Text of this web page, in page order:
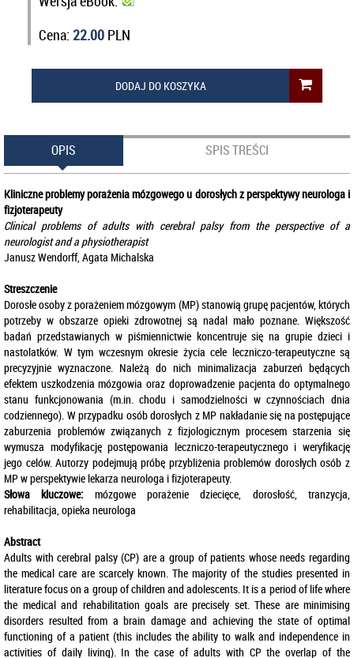
Cena: 22.00 PLN
DODAJ DO KOSZYKA
OPIS SPIS TREŚCI
Kliniczne problemy porażenia mózgowego u dorosłych z perspektywy neurologa i
fizjoterapeuty
Clinical problems of adults with cerebral palsy from the perspective of a
neurologist and a physiotherapist
Janusz Wendorff, Agata Michalska
Streszczenie
Dorosłe osoby z porażeniem mózgowym (MP) stanowią grupę pacjentów, których
potrzeby w obszarze opieki zdrowotnej są nadal mało poznane. Większość
badań przedstawianych w piśmiennictwie koncentruje się na grupie dzieci i
nastolatków. W tym wczesnym okresie życia cele leczniczo-terapeutyczne są
precyzyjnie wyznaczone. Należą do nich minimalizacja zaburzeń będących
efektem uszkodzenia mózgowia oraz doprowadzenie pacjenta do optymalnego
stanu funkcjonowania (m.in. chodu i samodzielności w czynnościach dnia
codziennego). W przypadku osób dorosłych z MP nakładanie się na postępujące
zaburzenia problemów związanych z fizjologicznym procesem starzenia się
wymusza modyfikację postępowania leczniczo-terapeutycznego i weryfikację
jego celów. Autorzy podejmują próbę przybliżenia problemów dorosłych osób z
MP w perspektywie lekarza neurologa i fizjoterapeuty.
Słowa kluczowe: mózgowe porażenie dziecięce, dorosłość, tranzycja,
rehabilitacja, opieka neurologa
Abstract
Adults with cerebral palsy (CP) are a group of patients whose needs regarding
the medical care are scarcely known. The majority of the studies presented in
literature focus on a group of children and adolescents. It is a period of life where
the medical and rehabilitation goals are precisely set. These are minimising
disorders resulted from a brain damage and achieving the state of optimal
functioning of a patient (this includes the ability to walk and independence in
activities of daily living). In the case of adults with CP the overlap of the